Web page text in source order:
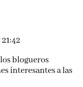
blogueros
interesantes a las